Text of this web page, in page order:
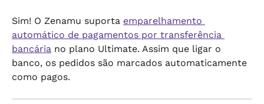
Sim! O Zenamu suporta emparelhamento
automático de pagamentos por transferência
bancária no plano Ultimate. Assim que ligar o
banco, os pedidos são marcados automaticamente
como pagos.